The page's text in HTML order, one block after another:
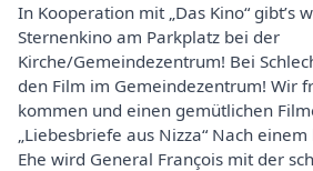
In Kooperation mit „Das Kino“ gibt’s
Sternenkino am Parkplatz bei der
Kirche/Gemeindezentrum! Bei
den Film im Gemeindezentrum! Wir
kommen und einen gemütlichen
„Liebesbriefe aus Nizza“ Nach
Ehe wird General François mit der